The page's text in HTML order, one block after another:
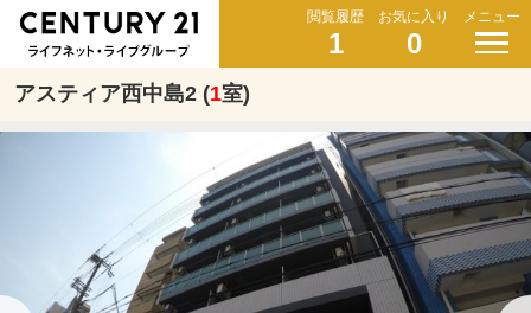
閲覧履歴
1
お気に入り
0
メニュー
アスティア西中島2 (1室)